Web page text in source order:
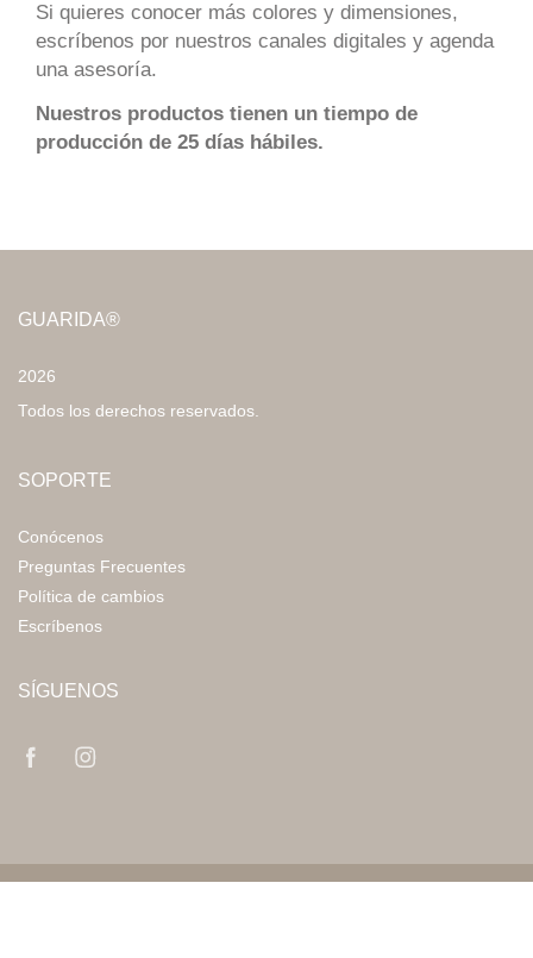
Si quieres conocer más colores y dimensiones,
escríbenos por nuestros canales digitales y agenda
una asesoría.
Nuestros productos tienen un tiempo de
producción de 25 días hábiles.
GUARIDA®
2026
Todos los derechos reservados.
SOPORTE
Conócenos
Preguntas Frecuentes
Política de cambios
Escríbenos
SÍGUENOS